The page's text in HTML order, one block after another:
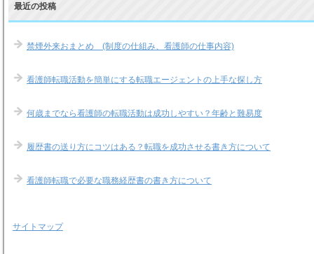
最近の投稿
禁煙外来おまとめ (制度の仕組み、看護師の仕事内容)
看護師転職活動を簡単にする転職エージェントの上手な探し方
何歳までなら看護師の転職活動は成功しやすい？年齢と難易度
履歴書の送り方にコツはある？転職を成功させる書き方について
看護師転職で必要な職務経歴書の書き方について
サイトマップ